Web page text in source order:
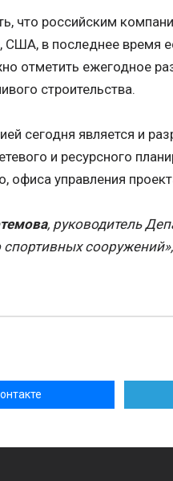
что российским
США, в последнее время
отметить ежегодное
строительства.
сегодня является и
и ресурсного
офиса управления
, руководитель
спортивных